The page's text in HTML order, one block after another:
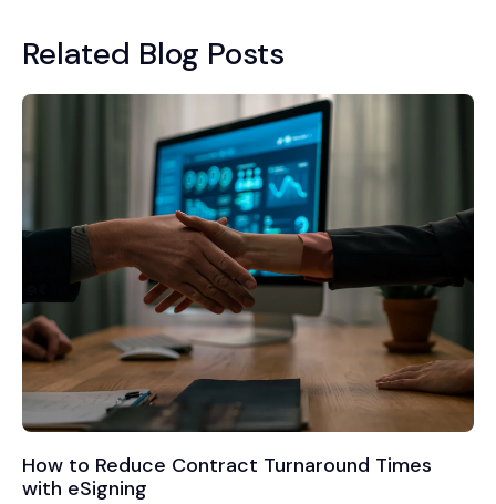
Related Blog Posts
How to Reduce Contract Turnaround Times
with eSigning